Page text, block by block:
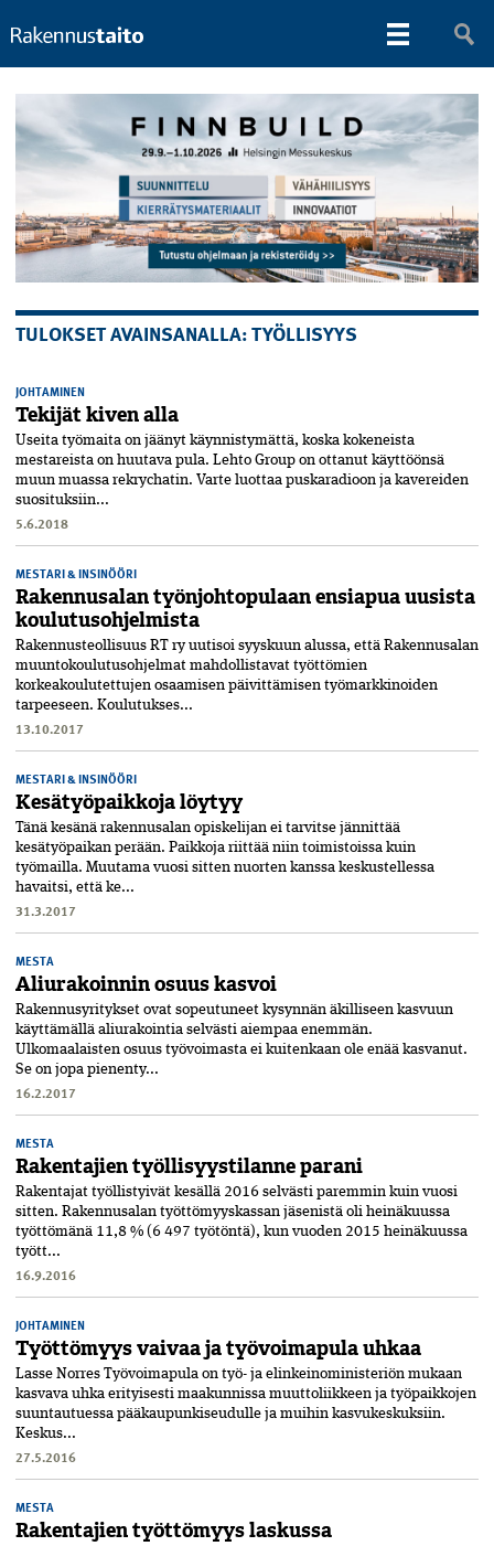
TULOKSET AVAINSANALLA: TYÖLLISYYS
JOHTAMINEN
Tekijät kiven alla
Useita työmaita on jäänyt käynnistymättä, koska kokeneista
mestareista on huutava pula. Lehto Group on ottanut käyttöönsä
muun muassa rekrychatin. Varte luottaa puskaradioon ja kavereiden
suosituksiin...
5.6.2018
MESTARI & INSINÖÖRI
Rakennusalan työnjohtopulaan ensiapua uusista
koulutusohjelmista
Rakennusteollisuus RT ry uutisoi syyskuun alussa, että Rakennusalan
muuntokoulutusohjelmat mahdollistavat työttömien
korkeakoulutettujen osaamisen päivittämisen työmarkkinoiden
tarpeeseen. Koulutukses...
13.10.2017
MESTARI & INSINÖÖRI
Kesätyöpaikkoja löytyy
Tänä kesänä rakennusalan opiskelijan ei tarvitse jännittää
kesätyöpaikan perään. Paikkoja riittää niin toimistoissa kuin
työmailla. Muutama vuosi sitten nuorten kanssa keskustellessa
havaitsi, että ke...
31.3.2017
MESTA
Aliurakoinnin osuus kasvoi
Rakennusyritykset ovat sopeutuneet kysynnän äkilliseen kasvuun
käyttämällä aliurakointia selvästi aiempaa enemmän.
Ulkomaalaisten osuus työvoimasta ei kuitenkaan ole enää kasvanut.
Se on jopa pienenty...
16.2.2017
MESTA
Rakentajien työllisyystilanne parani
Rakentajat työllistyivät kesällä 2016 selvästi paremmin kuin vuosi
sitten. Rakennusalan työttömyyskassan jäsenistä oli heinäkuussa
työttömänä 11,8 % (6 497 työtöntä), kun vuoden 2015 heinäkuussa
tyött...
16.9.2016
JOHTAMINEN
Työttömyys vaivaa ja työvoimapula uhkaa
Lasse Norres Työvoimapula on työ- ja elinkeinoministeriön mukaan
kasvava uhka erityisesti maakunnissa muuttoliikkeen ja työpaikkojen
suuntautuessa pääkaupunkiseudulle ja muihin kasvukeskuksiin.
Keskus...
27.5.2016
MESTA
Rakentajien työttömyys laskussa